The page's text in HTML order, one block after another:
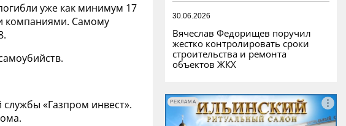
уже как минимум 17
компаниями. Самому
«Газпром инвест».
30.06.2026
Вячеслав Федорищев поручил
жестко контролировать сроки
строительства и ремонта
объектов ЖКХ
РЕКЛАМА